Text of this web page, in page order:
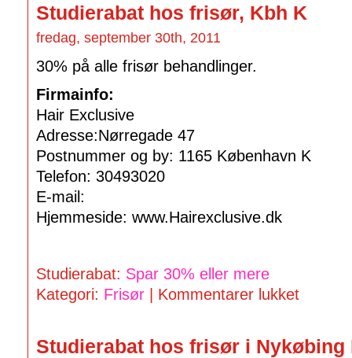
Studierabat hos frisør, Kbh K
fredag, september 30th, 2011
30% på alle frisør behandlinger.
Firmainfo:
Hair Exclusive
Adresse:Nørregade 47
Postnummer og by: 1165 København K
Telefon: 30493020
E-mail:
Hjemmeside: www.Hairexclusive.dk
Studierabat: Spar 30% eller mere
Kategori: Frisør Kommentarer lukket
Studierabat hos frisør i Nykøbing